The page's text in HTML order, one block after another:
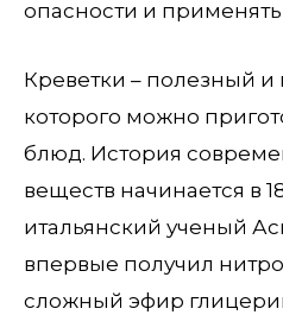
опасности и
Креветки – полезный и
которого можно
блюд. История
веществ начинается в
итальянский ученый
впервые получил
сложный эфир